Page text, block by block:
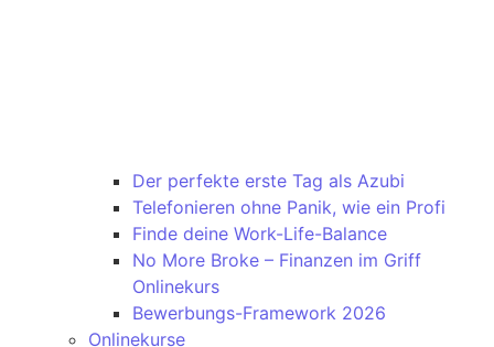
Der perfekte erste Tag als Azubi
Telefonieren ohne Panik, wie ein Profi
Finde deine Work-Life-Balance
No More Broke – Finanzen im Griff
Onlinekurs
Bewerbungs-Framework 2026
Onlinekurse